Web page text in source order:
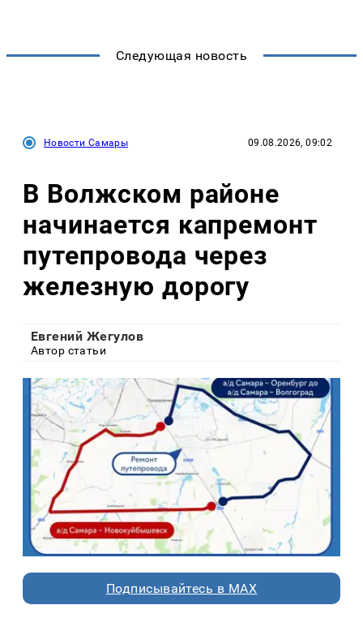
Следующая новость
Новости Самары 09.08.2026, 09:02
В Волжском районе
начинается капремонт
путепровода через
железную дорогу
Евгений Жегулов
Автор статьи
Подписывайтесь в MAX